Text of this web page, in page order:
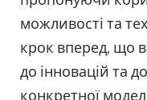
можливості та
крок вперед, що
до інновацій та
конкретної